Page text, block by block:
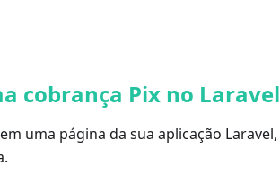
cobrança Pix no Laravel
uma página da sua aplicação Laravel,